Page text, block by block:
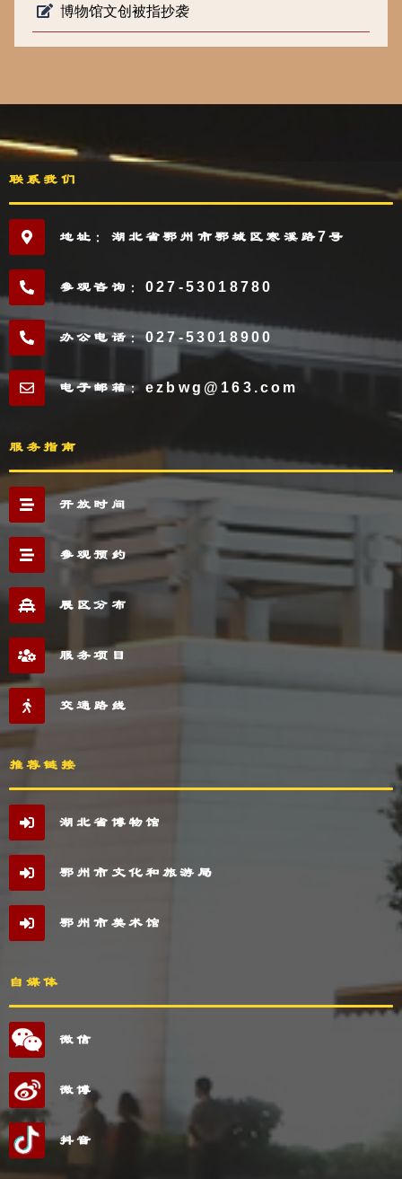
博物馆文创被指抄袭
联系我们
地址：湖北省鄂州市鄂城区寒溪路7号
参观咨询：027-53018780
办公电话：027-53018900
电子邮箱：ezbwg@163.com
服务指南
开放时间
参观预约
展区分布
服务项目
交通路线
推荐链接
湖北省博物馆
鄂州市文化和旅游局
鄂州市美术馆
自媒体
微信
微博
抖音